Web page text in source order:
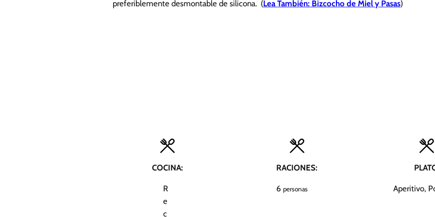
preferiblemente desmontable de silicona. (Lea También: Bizcocho de Miel y Pasas)
COCINA:
R
e
c
RACIONES:
6 personas Aperitivo,